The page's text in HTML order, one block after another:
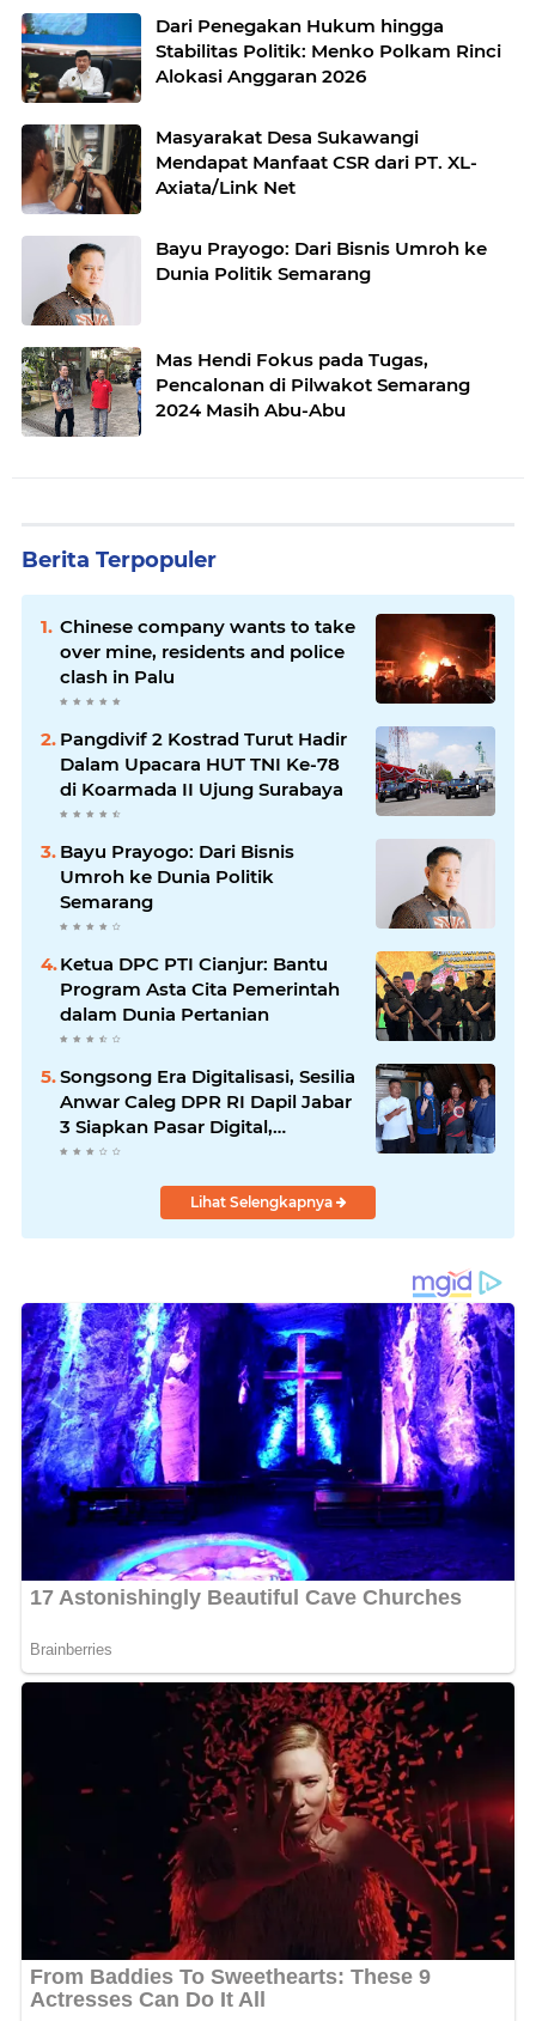
Dari Penegakan Hukum hingga
Stabilitas Politik: Menko Polkam Rinci
Alokasi Anggaran 2026
Masyarakat Desa Sukawangi
Mendapat Manfaat CSR dari PT. XL-
Axiata/Link Net
Bayu Prayogo: Dari Bisnis Umroh ke
Dunia Politik Semarang
Mas Hendi Fokus pada Tugas,
Pencalonan di Pilwakot Semarang
2024 Masih Abu-Abu
Berita Terpopuler
Chinese company wants to take
over mine, residents and police
clash in Palu
Pangdivif 2 Kostrad Turut Hadir
Dalam Upacara HUT TNI Ke-78
di Koarmada II Ujung Surabaya
Bayu Prayogo: Dari Bisnis
Umroh ke Dunia Politik
Semarang
Ketua DPC PTI Cianjur: Bantu
Program Asta Cita Pemerintah
dalam Dunia Pertanian
Songsong Era Digitalisasi, Sesilia
Anwar Caleg DPR RI Dapil Jabar
3 Siapkan Pasar Digital,
Pemasaran Komoditas Petani
Lihat Selengkapnya